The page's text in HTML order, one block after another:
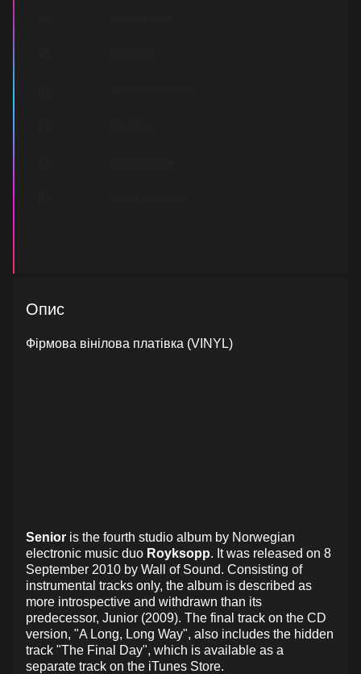
Опис
Фірмова вінілова платівка (VINYL)
Senior is the fourth studio album by Norwegian
electronic music duo Royksopp. It was released on 8
September 2010 by Wall of Sound. Consisting of
instrumental tracks only, the album is described as
more introspective and withdrawn than its
predecessor, Junior (2009). The final track on the CD
version, "A Long, Long Way", also includes the hidden
track "The Final Day", which is available as a
separate track on the iTunes Store.